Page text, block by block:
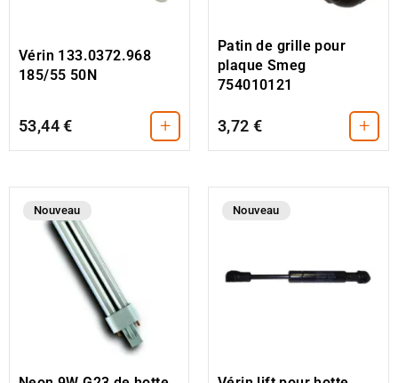
Vérin 133.0372.968
185/55 50N
53,44 € +
Patin de grille pour
plaque Smeg
754010121
3,72 € +
Nouveau Nouveau